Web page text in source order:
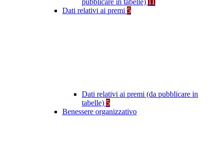
pubblicare in tabelle)
Dati relativi ai premi 5
Dati relativi ai premi (da pubblicare in
tabelle) 5
Benessere organizzativo